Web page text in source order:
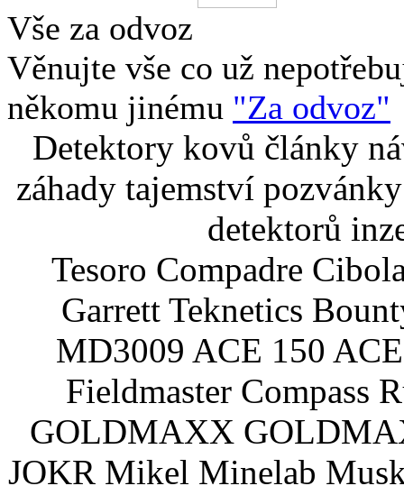
Vše za odvoz
Věnujte vše co už
někomu jinému "Za odvoz"
Detektory kovů články
záhady tajemství
detektorů
Tesoro Compadre
Garrett Teknetics
MD3009 ACE 150
Fieldmaster Compass
GOLDMAXX
JOKR Mikel Minelab